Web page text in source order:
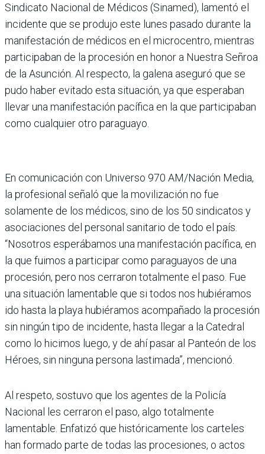
Sindicato Nacional de Médicos (Sinamed), lamentó el
incidente que se produjo este lunes pasado durante la
manifestación de médicos en el microcentro, mientras
participaban de la procesión en honor a Nuestra Señroa
de la Asunción. Al respecto, la galena aseguró que se
pudo haber evitado esta situación, ya que esperaban
llevar una manifestación pacífica en la que participaban
como cualquier otro paraguayo.
En comunicación con Universo 970 AM/Nación Media,
la profesional señaló que la movilización no fue
solamente de los médicos, sino de los 50 sindicatos y
asociaciones del personal sanitario de todo el país.
“Nosotros esperábamos una manifestación pacífica, en
la que fuimos a participar como paraguayos de una
procesión, pero nos cerraron totalmente el paso. Fue
una situación lamentable que si todos nos hubiéramos
ido hasta la playa hubiéramos acompañado la procesión
sin ningún tipo de incidente, hasta llegar a la Catedral
como lo hicimos luego, y de ahí pasar al Panteón de los
Héroes, sin ninguna persona lastimada”, mencionó.
Al respeto, sostuvo que los agentes de la Policía
Nacional les cerraron el paso, algo totalmente
lamentable. Enfatizó que históricamente los carteles
han formado parte de todas las procesiones, o actos